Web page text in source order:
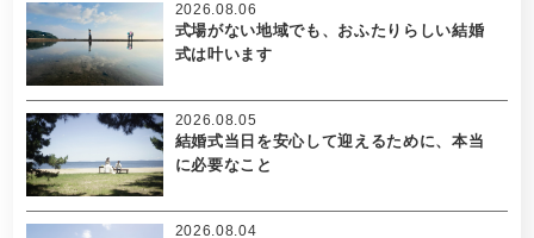
式場がない地域でも、おふたりらしい結婚
式は叶います
2026.08.06
結婚式当日を安心して迎えるために、本当
に必要なこと
2026.08.05
2026.08.04